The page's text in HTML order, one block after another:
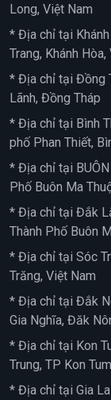
Long, Việt Nam
* Địa chỉ tại
Trang, Khánh
* Địa chỉ tại Đồng
Lãnh, Đồng Tháp
* Địa chỉ tại Bình
phố Phan Thiết,
* Địa chỉ tại BUÔN
Phố Buôn Ma
* Địa chỉ tại Đắk
Thành Phố Buôn
* Địa chỉ tại Sóc
Trăng, Việt Nam
* Địa chỉ tại Đắk
Gia Nghĩa, Đăk
* Địa chỉ tại Kon
Trung, TP Kon
* Địa chỉ tại Gia